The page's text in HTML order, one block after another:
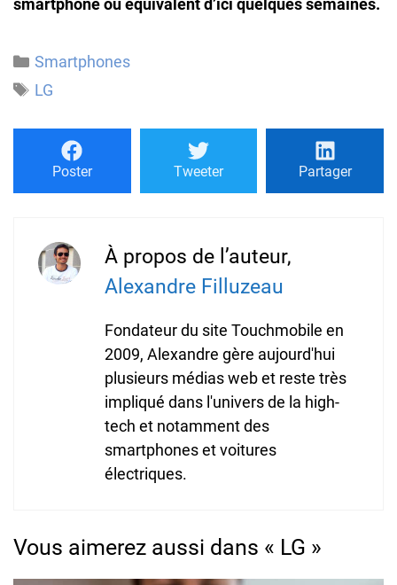
smartphone ou équivalent d’ici quelques semaines.
Catégories
Smartphones
Étiquettes
LG
Poster Tweeter Partager
À propos de l’auteur,
Alexandre Filluzeau
Fondateur du site Touchmobile en
2009, Alexandre gère aujourd'hui
plusieurs médias web et reste très
impliqué dans l'univers de la high-
tech et notamment des
smartphones et voitures
électriques.
Vous aimerez aussi dans « LG »